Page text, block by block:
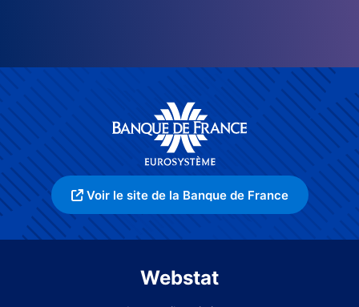
Voir le site de la Banque de France
Webstat